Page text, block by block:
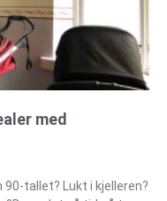
med
tallet? Lukt i kjelleren?